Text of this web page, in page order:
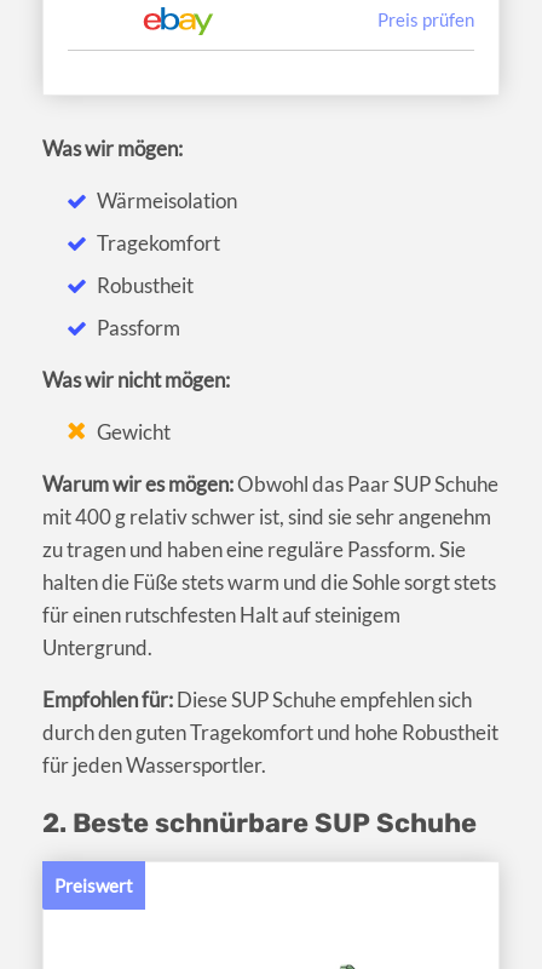
Preis prüfen
Was wir mögen:
Wärmeisolation
Tragekomfort
Robustheit
Passform
Was wir nicht mögen:
Gewicht
Warum wir es mögen:Obwohl das Paar SUP Schuhe
mit 400 g relativ schwer ist, sind sie sehr angenehm
zu tragen und haben eine reguläre Passform. Sie
halten die Füße stets warm und die Sohle sorgt stets
für einen rutschfesten Halt auf steinigem
Untergrund.
Empfohlen für:Diese SUP Schuhe empfehlen sich
durch den guten Tragekomfort und hohe Robustheit
für jeden Wassersportler.
2. Beste schnürbare SUP Schuhe
Preiswert